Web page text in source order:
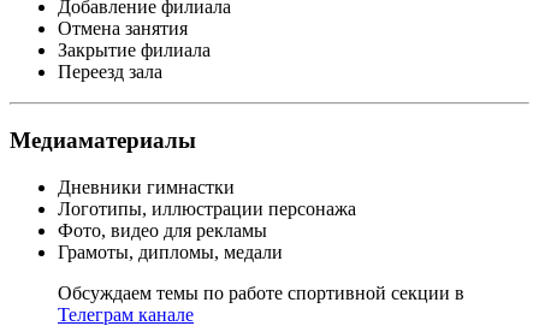
Добавление филиала
Отмена занятия
Закрытие филиала
Переезд зала
Медиаматериалы
Дневники гимнастки
Логотипы, иллюстрации персонажа
Фото, видео для рекламы
Грамоты, дипломы, медали
Обсуждаем темы по работе спортивной секции в
Телеграм канале